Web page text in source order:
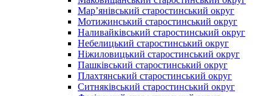
Мар’янівський старостинський округ
Мотижинський старостинський округ
Наливайківський старостинський округ
Небелицький старостинський округ
Ніжиловицький старостинський округ
Пашківський старостинський округ
Плахтянський старостинський округ
Ситняківський старостинський округ